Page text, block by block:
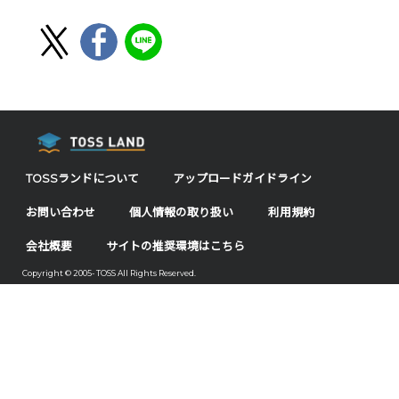
TOSSランドについて アップロードガイドライン
お問い合わせ 個人情報の取り扱い 利用規約
会社概要 サイトの推奨環境はこちら
Copyright © 2005- TOSS All Rights Reserved.